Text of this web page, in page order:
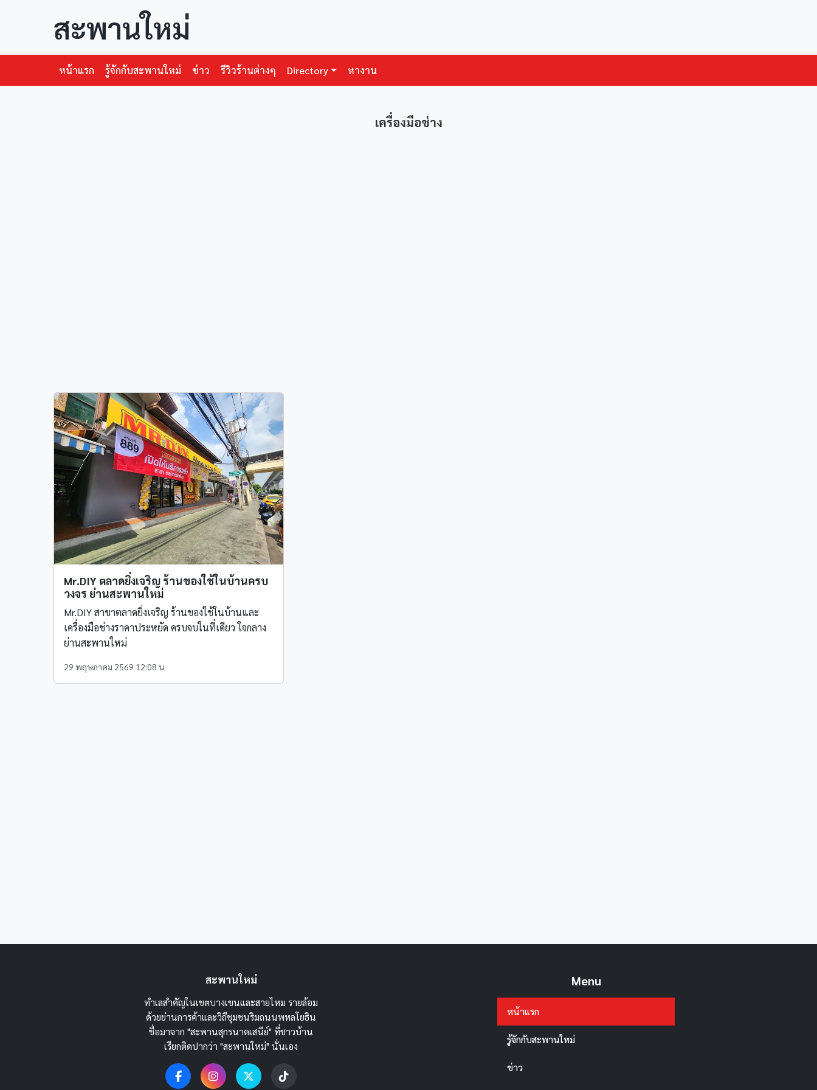
สะพานใหม่
หน้าแรก รู้จักกับสะพานใหม่ ข่าว รีวิวร้านต่างๆ Directory หางาน
เครื่องมือช่าง
Mr.DIY ตลาดยิ่งเจริญ ร้านของใช้ในบ้านครบ
วงจร ย่านสะพานใหม่
Mr.DIY สาขาตลาดยิ่งเจริญ ร้านของใช้ในบ้านและ
เครื่องมือช่างราคาประหยัด ครบจบในที่เดียว ใจกลาง
ย่านสะพานใหม่
29 พฤษภาคม 2569 12:08 น.
สะพานใหม่
ทำเลสำคัญในเขตบางเขนและสายไหม รายล้อม
ด้วยย่านการค้าและวิถีชุมชนริมถนนพหลโยธิน
ชื่อมาจาก "สะพานสุกรนาคเสนีย์" ที่ชาวบ้าน
เรียกติดปากว่า "สะพานใหม่" นั่นเอง
Menu
หน้าแรก
รู้จักกับสะพานใหม่
ข่าว